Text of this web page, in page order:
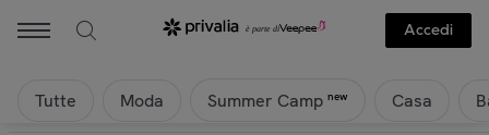
Accedi
Tutte Moda Summer Camp new Casa